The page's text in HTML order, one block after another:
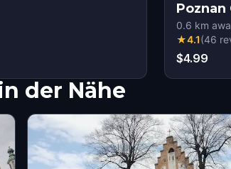
0.6 km
★4.1(46
$4.99
der Nähe